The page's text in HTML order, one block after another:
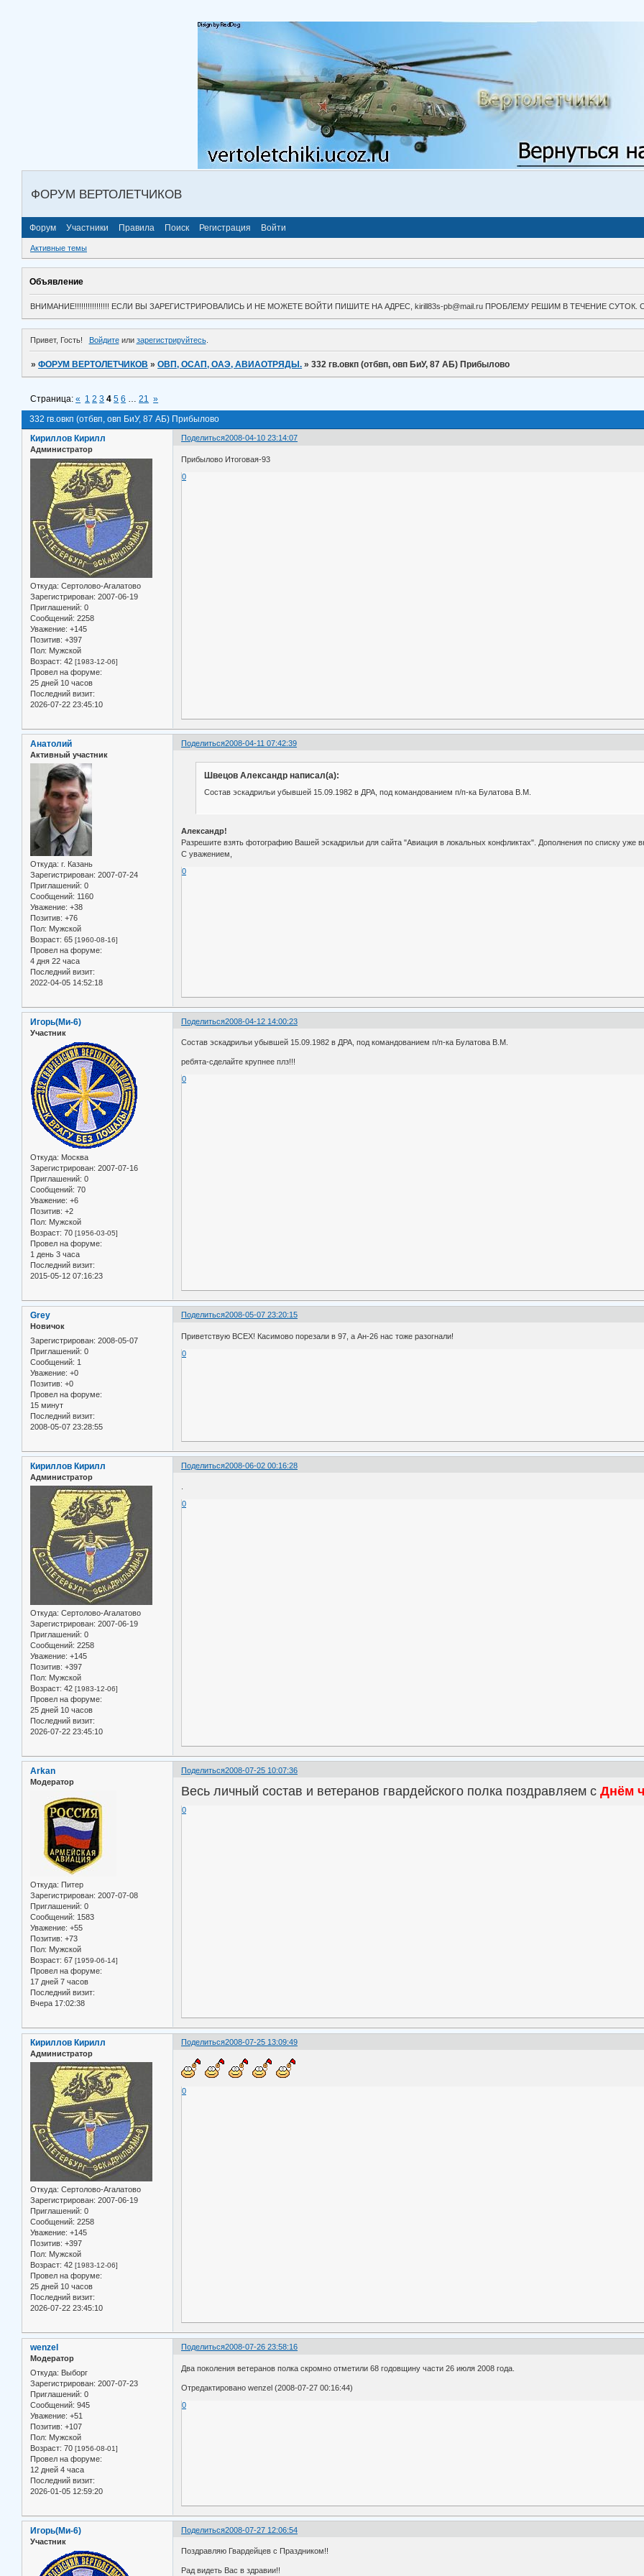
ФОРУМ ВЕРТОЛЕТЧИКОВ
Форум Участники Правила Поиск Регистрация Войти
Активные темы
Объявление
ВНИМАНИЕ!!!!!!!!!!!!!!!! ЕСЛИ ВЫ ЗАРЕГИСТРИРОВАЛИСЬ И НЕ МОЖЕТЕ ВОЙТИ ПИШИТЕ НА АДРЕС, kirill83s-pb@mail.ru ПРОБЛЕМУ РЕШИМ В ТЕЧЕНИЕ
Привет, Гость! Войдитеили зарегистрируйтесь.
»ФОРУМ ВЕРТОЛЕТЧИКОВ »ОВП, ОСАП, ОАЭ, АВИАОТРЯДЫ. »332 гв.овкп (отбвп, овп БиУ, 87 АБ) Прибылово
332 гв.овкп (отбвп, овп БиУ, 87 АБ) Прибылово
Страница:« 1 2 3 4 5 6 … 21 »
Поделиться2008-04-10 23:14:07
Кириллов Кирилл
Администратор
Откуда: Сертолово-Агалатово
Зарегистрирован: 2007-06-19
Приглашений: 0
Сообщений: 2258
Уважение: +145
Позитив: +397
Пол: Мужской
Возраст: 42 [1983-12-06]
Провел на форуме:
25 дней 10 часов
Последний визит:
2026-07-22 23:45:10
Прибылово Итоговая-93
0
Поделиться2008-04-11 07:42:39
Анатолий
Активный участник
Откуда: г. Казань
Зарегистрирован: 2007-07-24
Приглашений: 0
Сообщений: 1160
Уважение: +38
Позитив: +76
Пол: Мужской
Возраст: 65 [1960-08-16]
Провел на форуме:
4 дня 22 часа
Последний визит:
2022-04-05 14:52:18
Швецов Александр написал(а):
Состав эскадрильи убывшей 15.09.1982 в ДРА, под командованием п/п-ка Булатова В.М.
Александр!
Разрешите взять фотографию Вашей эскадрильи для сайта "Авиация в локальных конфликтах". Дополнения по списку уже
С уважением,
0
Поделиться2008-04-12 14:00:23
Игорь(Ми-6)
Участник
Откуда: Москва
Зарегистрирован: 2007-07-16
Приглашений: 0
Сообщений: 70
Уважение: +6
Позитив: +2
Пол: Мужской
Возраст: 70 [1956-03-05]
Провел на форуме:
1 день 3 часа
Последний визит:
2015-05-12 07:16:23
Состав эскадрильи убывшей 15.09.1982 в ДРА, под командованием п/п-ка Булатова В.М.
ребята-сделайте крупнее плз!!!
0
Поделиться2008-05-07 23:20:15
Grey
Новичок
Зарегистрирован: 2008-05-07
Приглашений: 0
Сообщений: 1
Уважение: +0
Позитив: +0
Провел на форуме:
15 минут
Последний визит:
2008-05-07 23:28:55
Приветствую ВСЕХ! Касимово порезали в 97, а Ан-26 нас тоже разогнали!
0
Поделиться2008-06-02 00:16:28
Кириллов Кирилл
Администратор
Откуда: Сертолово-Агалатово
Зарегистрирован: 2007-06-19
Приглашений: 0
Сообщений: 2258
Уважение: +145
Позитив: +397
Пол: Мужской
Возраст: 42 [1983-12-06]
Провел на форуме:
25 дней 10 часов
Последний визит:
2026-07-22 23:45:10
0
Поделиться2008-07-25 10:07:36
Arkan
Модератор
Откуда: Питер
Зарегистрирован: 2007-07-08
Приглашений: 0
Сообщений: 1583
Уважение: +55
Позитив: +73
Пол: Мужской
Возраст: 67 [1959-06-14]
Провел на форуме:
17 дней 7 часов
Последний визит:
Вчера 17:02:38
Весь личный состав и ветеранов гвардейского полка поздравляем сДнём
0
Поделиться2008-07-25 13:09:49
Кириллов Кирилл
Администратор
Откуда: Сертолово-Агалатово
Зарегистрирован: 2007-06-19
Приглашений: 0
Сообщений: 2258
Уважение: +145
Позитив: +397
Пол: Мужской
Возраст: 42 [1983-12-06]
Провел на форуме:
25 дней 10 часов
Последний визит:
2026-07-22 23:45:10
0
Поделиться2008-07-26 23:58:16
wenzel
Модератор
Откуда: Выборг
Зарегистрирован: 2007-07-23
Приглашений: 0
Сообщений: 945
Уважение: +51
Позитив: +107
Пол: Мужской
Возраст: 70 [1956-08-01]
Провел на форуме:
12 дней 4 часа
Последний визит:
2026-01-05 12:59:20
Два поколения ветеранов полка скромно отметили 68 годовщину части 26 июля 2008 года.
Отредактировано wenzel (2008-07-27 00:16:44)
0
Поделиться2008-07-27 12:06:54
Игорь(Ми-6)
Участник
Поздравляю Гвардейцев с Праздником!!
Рад видеть Вас в здравии!!